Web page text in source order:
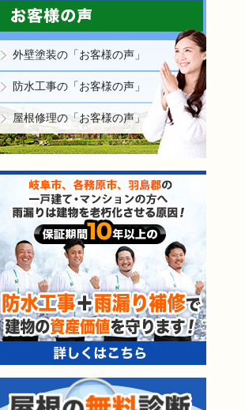
外壁塗装の「お客様の声」
防水工事の「お客様の声」
屋根修理の「お客様の声」